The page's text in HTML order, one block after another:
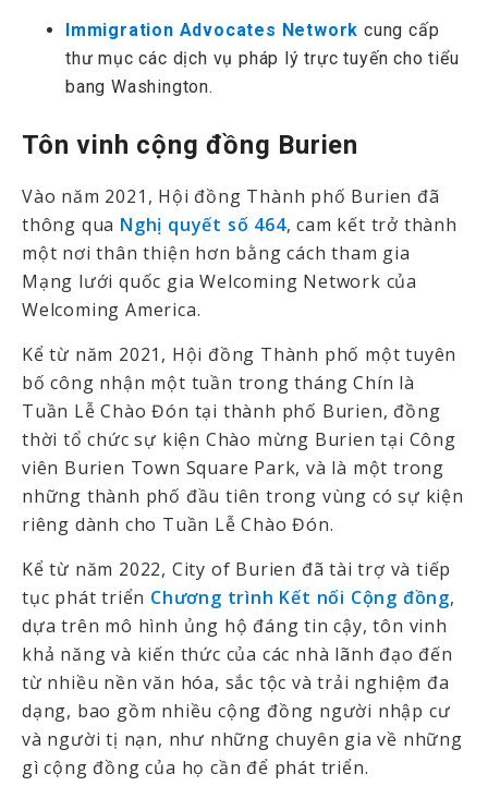
Immigration Advocates Network cung cấp
thư mục các dịch vụ pháp lý trực tuyến cho tiểu
bang Washington.
Tôn vinh cộng đồng Burien
Vào năm 2021, Hội đồng Thành phố Burien đã
thông qua Nghị quyết số 464, cam kết trở thành
một nơi thân thiện hơn bằng cách tham gia
Mạng lưới quốc gia Welcoming Network của
Welcoming America.
Kể từ năm 2021, Hội đồng Thành phố một tuyên
bố công nhận một tuần trong tháng Chín là
Tuần Lễ Chào Đón tại thành phố Burien, đồng
thời tổ chức sự kiện Chào mừng Burien tại Công
viên Burien Town Square Park, và là một trong
những thành phố đầu tiên trong vùng có sự kiện
riêng dành cho Tuần Lễ Chào Đón.
Kể từ năm 2022, City of Burien đã tài trợ và tiếp
tục phát triển Chương trình Kết nối Cộng đồng,
dựa trên mô hình ủng hộ đáng tin cậy, tôn vinh
khả năng và kiến thức của các nhà lãnh đạo đến
từ nhiều nền văn hóa, sắc tộc và trải nghiệm đa
dạng, bao gồm nhiều cộng đồng người nhập cư
và người tị nạn, như những chuyên gia về những
gì cộng đồng của họ cần để phát triển.